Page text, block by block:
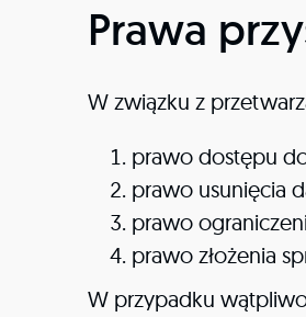
Prawa
W związku z
prawo dostępu
prawo usunięcia
prawo
prawo złożenia
W przypadku